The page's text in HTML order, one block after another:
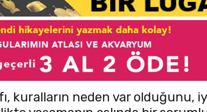
kuralların neden var olduğunu,